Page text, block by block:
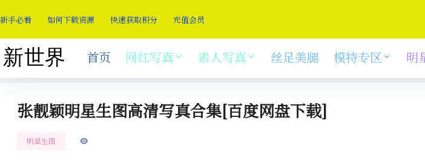
新手必看 如何下载资源 快速获取积分 充值会员
首页 网红写真 素人写真 丝足美腿 模特专区 明
张靓颖明星生图高清写真合集[百度网盘下载]
明星生图